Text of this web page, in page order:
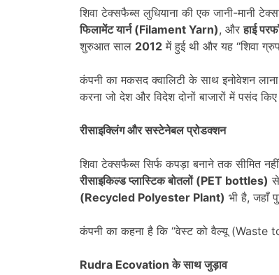
शिवा टेक्सफैब्स लुधियाना की एक जानी-मानी
फिलामेंट यार्न (Filament Yarn), औरहाई
शुरुआत साल 2012 में हुई थी और यह “शिवा
कंपनी का मकसद क्वालिटी के साथ इनोवेशन
करना जो देश और विदेश दोनों बाजारों में पसंद किए
रीसाइक्लिंग और सस्टेनेबल प्रोडक्शन
शिवा टेक्सफैब्स सिर्फ कपड़ा बनाने तक सीमित
रीसाइकिल्ड प्लास्टिक बोतलों (PET bottles)
(Recycled Polyester Plant) भी है, जहाँ
कंपनी का कहना है कि “वेस्ट को वैल्यू (Waste
Rudra Ecovationके साथ जुड़ाव